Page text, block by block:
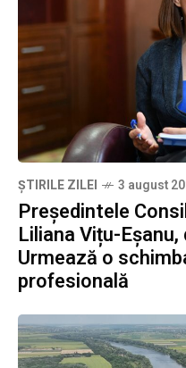
ȘTIRILE ZILEI 3 august
Președintele
Liliana Vițu-
Urmează o
profesională